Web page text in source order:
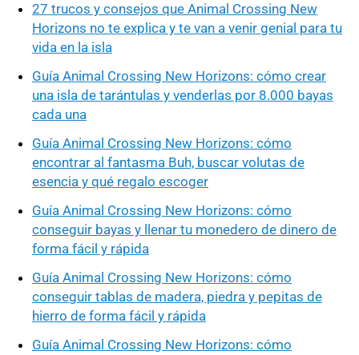
27 trucos y consejos que Animal Crossing New
Horizons no te explica y te van a venir genial para tu
vida en la isla
Guía Animal Crossing New Horizons: cómo crear
una isla de tarántulas y venderlas por 8.000 bayas
cada una
Guía Animal Crossing New Horizons: cómo
encontrar al fantasma Buh, buscar volutas de
esencia y qué regalo escoger
Guía Animal Crossing New Horizons: cómo
conseguir bayas y llenar tu monedero de dinero de
forma fácil y rápida
Guía Animal Crossing New Horizons: cómo
conseguir tablas de madera, piedra y pepitas de
hierro de forma fácil y rápida
Guía Animal Crossing New Horizons: cómo